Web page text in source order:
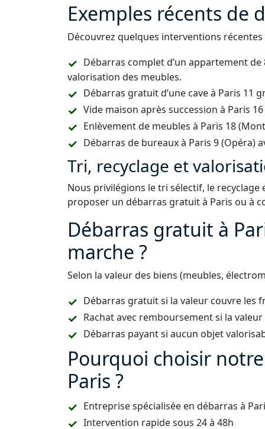
Exemples récents de
Découvrez quelques interventions
Débarras complet d’un appartement de
valorisation des meubles.
Débarras gratuit d’une cave à Paris 11
Vide maison après succession à Paris
Enlèvement de meubles à Paris 18
Débarras de bureaux à Paris 9 (Opéra)
Tri, recyclage et
Nous privilégions le tri sélectif, le
proposer un débarras gratuit à Paris ou à
Débarras gratuit à
marche ?
Selon la valeur des biens (meubles,
Débarras gratuit si la valeur couvre les
Rachat avec remboursement si la
Débarras payant si aucun objet
Pourquoi choisir
Paris ?
Entreprise spécialisée en débarras à
Intervention rapide sous 24 à 48h